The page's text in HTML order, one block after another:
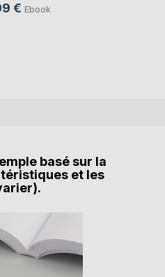
€ Ebook
basé sur la
et les